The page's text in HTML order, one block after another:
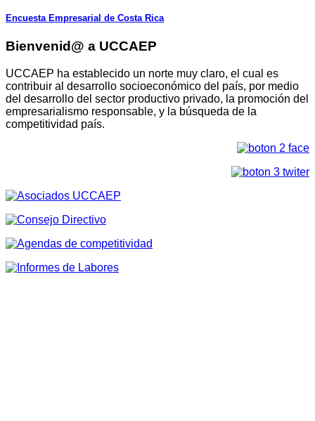
Encuesta Empresarial de Costa Rica
Bienvenid@ a UCCAEP
UCCAEP ha establecido un norte muy claro, el cual es
contribuir al desarrollo socioeconómico del país, por medio
del desarrollo del sector productivo privado, la promoción del
empresarialismo responsable, y la búsqueda de la
competitividad país.